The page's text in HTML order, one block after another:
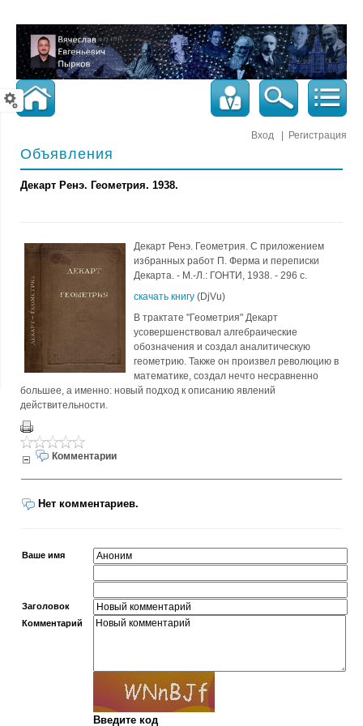
Вход Регистрация
Объявления
Декарт Ренэ. Геометрия. 1938.
Декарт Ренэ. Геометрия. С приложением
избранных работ П. Ферма и переписки
Декарта. - М.-Л.: ГОНТИ, 1938. - 296 с.
скачать книгу (DjVu)
В трактате "Геометрия" Декарт
усовершенствовал алгебраические
обозначения и создал аналитическую
геометрию. Также он произвел революцию в
математике, создал нечто несравненно
большее, а именно: новый подход к описанию явлений
действительности.
Комментарии
Нет комментариев.
Ваше имя
Заголовок
Комментарий
Введите код